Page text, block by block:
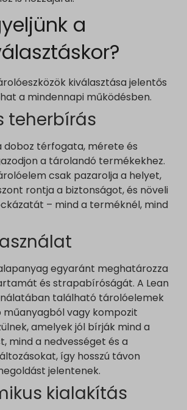
a
kiválasztása jelentős
a mindennapi működésben.
teherbírás
doboz térfogata, mérete és
a tárolandó termékekhez.
csak pazarolja a helyet,
rontja a biztonságot, és növeli
– mind a terméknél, mind
egyaránt meghatározza
és strapabíróságát. A Lean
található tárolóelemek
műanyagból vagy kompozit
amelyek jól bírják mind a
mind a nedvességet és a
így hosszú távon
jelentenek.
kialakítás
amelyek nem tartoznak a megadott
nem kategorizáltak.
Részletek megjelenítése
host.com